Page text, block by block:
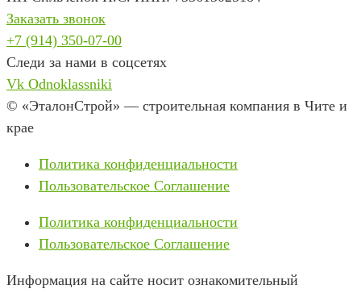
Заказать звонок
+7 (914) 350-07-00
Следи за нами в соцсетях
Vk Odnoklassniki
© «ЭталонСтрой» — строительная компания в Чите и
крае
Политика конфиденциальности
Пользовательское Соглашение
Политика конфиденциальности
Пользовательское Соглашение
Информация на сайте носит ознакомительный